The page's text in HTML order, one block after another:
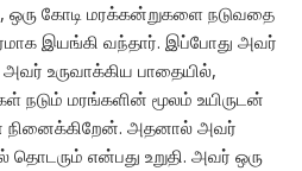
ஒரு கோடி மரக்கன்றுகளை நடுவதை
இயங்கி வந்தார். இப்போது அவர்
உருவாக்கிய பாதையில்,
மரங்களின் மூலம் உயிருடன்
நினைக்கிறேன். அதனால் அவர்
என்பது உறுதி. அவர் ஒரு